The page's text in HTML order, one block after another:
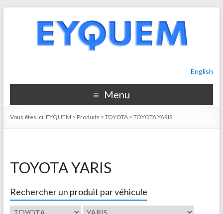
English
Menu
Vous êtes ici :EYQUEM > Produits > TOYOTA> TOYOTA YARIS
TOYOTA YARIS
Rechercher un produit par véhicule